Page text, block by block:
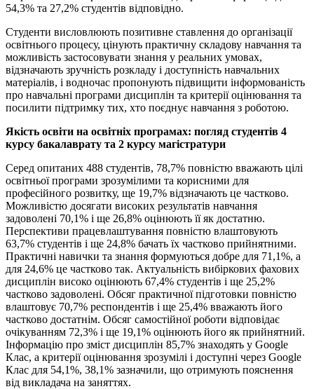
54,3% та 27,2% студентів відповідно.
Студенти висловлюють позитивне ставлення до організації
освітнього процесу, цінують практичну складову навчання та
можливість застосовувати знання у реальних умовах,
відзначають зручність розкладу і доступність навчальних
матеріалів, і водночас пропонують підвищити інформованість
про навчальні програми дисциплін та критерії оцінювання та
посилити підтримку тих, хто поєднує навчання з роботою.
Якість освіти на освітніх програмах: погляд студентів 4
курсу бакалаврату та 2 курсу магістратури
Серед опитаних 488 студентів, 78,7% повністю вважають цілі
освітньої програми зрозумілими та корисними для
професійного розвитку, ще 19,7% відзначають це частково.
Можливістю досягати високих результатів навчання
задоволені 70,1% і ще 26,8% оцінюють її як достатню.
Перспективи працевлаштування повністю влаштовують
63,7% студентів і ще 24,8% бачать їх частково прийнятними.
Практичні навички та знання формуються добре для 71,1%, а
для 24,6% це частково так. Актуальність вибіркових фахових
дисциплін високо оцінюють 67,4% студентів і ще 25,2%
частково задоволені. Обсяг практичної підготовки повністю
влаштовує 70,7% респондентів і ще 25,4% вважають його
частково достатнім. Обсяг самостійної роботи відповідає
очікуванням 72,3% і ще 19,1% оцінюють його як прийнятний.
Інформацію про зміст дисциплін 85,7% знаходять у Google
Клас, а критерії оцінювання зрозумілі і доступні через Google
Клас для 54,1%, 38,1% зазначили, що отримують пояснення
від викладача на заняттях.